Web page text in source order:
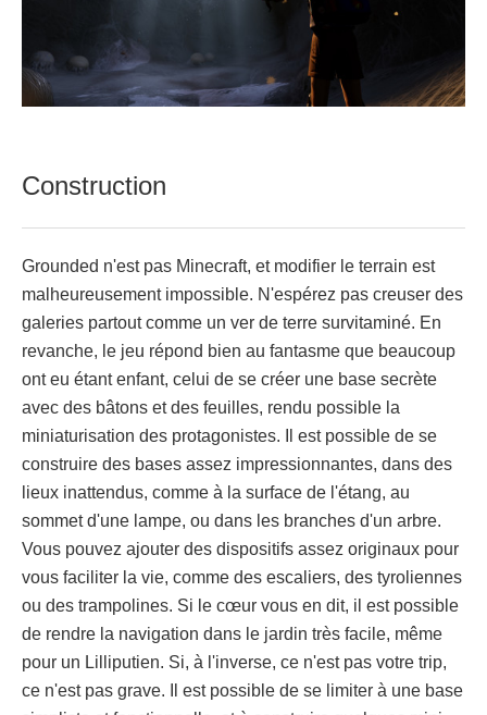
Construction
Grounded n'est pas Minecraft, et modifier le terrain est
malheureusement impossible. N'espérez pas creuser des
galeries partout comme un ver de terre survitaminé. En
revanche, le jeu répond bien au fantasme que beaucoup
ont eu étant enfant, celui de se créer une base secrète
avec des bâtons et des feuilles, rendu possible la
miniaturisation des protagonistes. Il est possible de se
construire des bases assez impressionnantes, dans des
lieux inattendus, comme à la surface de l'étang, au
sommet d'une lampe, ou dans les branches d'un arbre.
Vous pouvez ajouter des dispositifs assez originaux pour
vous faciliter la vie, comme des escaliers, des tyroliennes
ou des trampolines. Si le cœur vous en dit, il est possible
de rendre la navigation dans le jardin très facile, même
pour un Lilliputien. Si, à l'inverse, ce n'est pas votre trip,
ce n'est pas grave. Il est possible de se limiter à une base